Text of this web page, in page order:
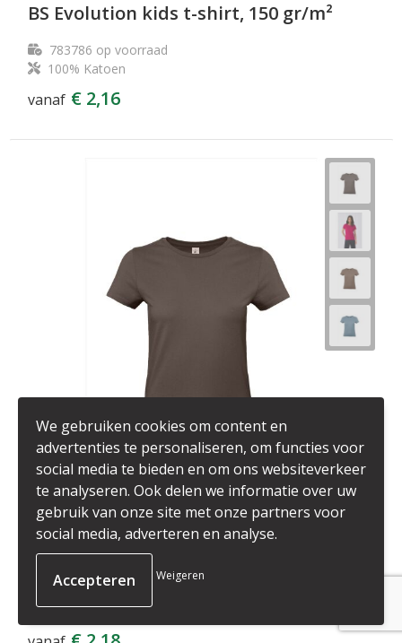
BS Evolution kids t-shirt, 150 gr/m²
783786 op voorraad
100% Katoen
vanaf € 2,16
5TW04T6003
B&C #E190 Women
12439op voorraad
100% Pre-shrunk Ringspun Cotton
We gebruiken cookies om content en
advertenties te personaliseren, om functies voor
social media te bieden en om ons websiteverkeer
te analyseren. Ook delen we informatie over uw
gebruik van onze site met onze partners voor
social media, adverteren en analyse.
Weigeren